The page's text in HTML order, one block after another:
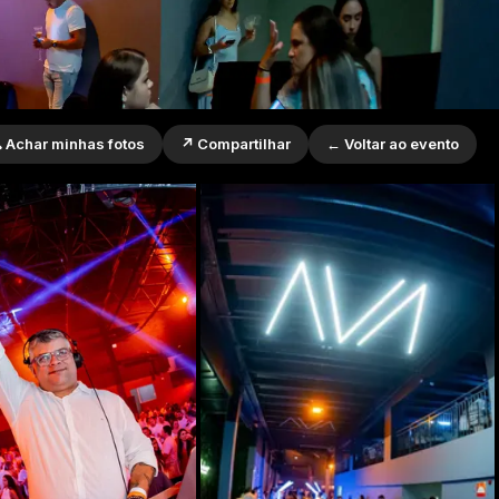
Achar minhas fotos ↗ Compartilhar ← Voltar ao evento